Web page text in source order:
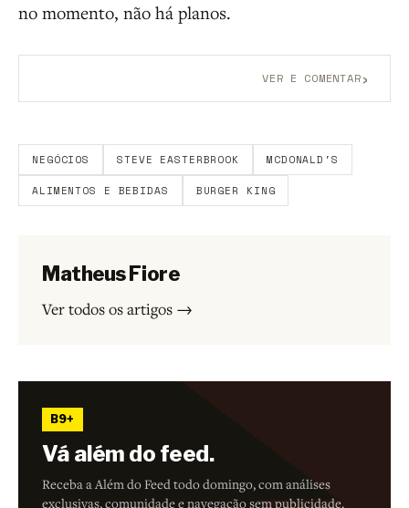
no momento, não há planos.
VER E COMENTAR›
NEGÓCIOS STEVE EASTERBROOK MCDONALD'S
ALIMENTOS E BEBIDAS BURGER KING
Matheus Fiore
Ver todos os artigos →
B9+
Vá além do feed.
Receba a Além do Feed todo domingo, com análises
exclusivas, comunidade e navegação sem publicidade.